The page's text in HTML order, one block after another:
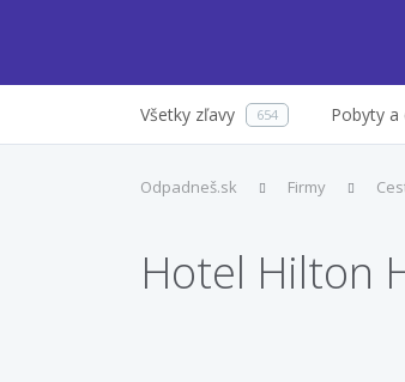
Všetky zľavy 654 Pobyty a
Odpadneš.sk Firmy
Hotel Hilton